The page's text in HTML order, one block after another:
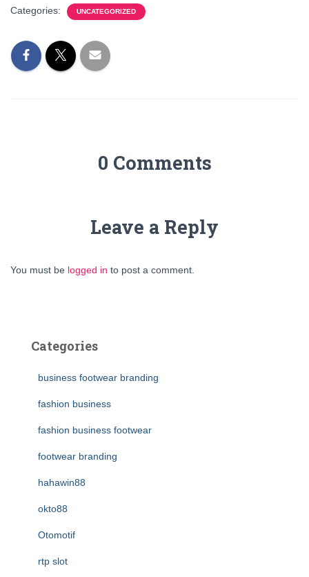
Categories: UNCATEGORIZED
0 Comments
Leave a Reply
You must be logged in to post a comment.
Categories
business footwear branding
fashion business
fashion business footwear
footwear branding
hahawin88
okto88
Otomotif
rtp slot